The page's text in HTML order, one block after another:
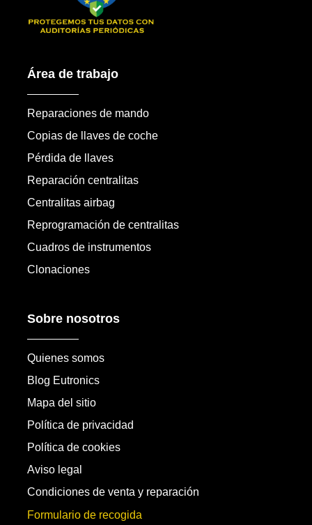
Área de trabajo
Reparaciones de mando
Copias de llaves de coche
Pérdida de llaves
Reparación centralitas
Centralitas airbag
Reprogramación de centralitas
Cuadros de instrumentos
Clonaciones
Sobre nosotros
Quienes somos
Blog Eutronics
Mapa del sitio
Política de privacidad
Política de cookies
Aviso legal
Condiciones de venta y reparación
Formulario de recogida